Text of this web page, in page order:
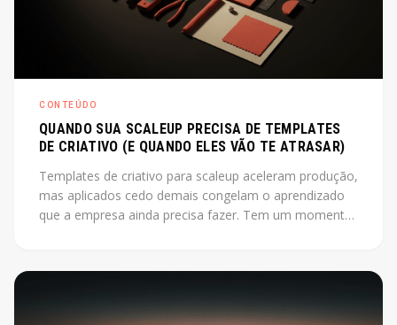
CONTEÚDO
QUANDO SUA SCALEUP PRECISA DE TEMPLATES
DE CRIATIVO (E QUANDO ELES VÃO TE ATRASAR)
Templates de criativo para scaleup aceleram produção,
mas aplicados cedo demais congelam o aprendizado
que a empresa ainda precisa fazer. Tem um momento
montar um sistema, industrializar. Só que esse instinto,
a empresa ainda precisa descobrir.